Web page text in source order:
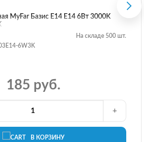
MyFar Базис E14 E14 6Вт 3000K
На складе 500 шт.
6W3K
185 руб.
В КОРЗИНУ
+